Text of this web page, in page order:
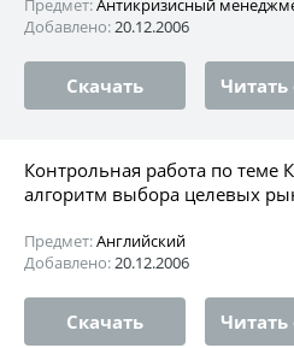
Предмет:Антикризисный
Добавлено:20.12.2006
Скачать
Контрольная работа по теме
алгоритм выбора целевых
Предмет:Английский
Добавлено:20.12.2006
Скачать